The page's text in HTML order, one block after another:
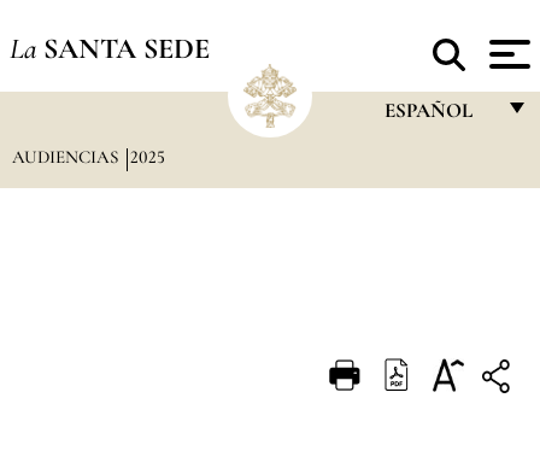
La SANTA SEDE
ESPAÑOL
DEUTSCH
AUDIENCIAS 2025